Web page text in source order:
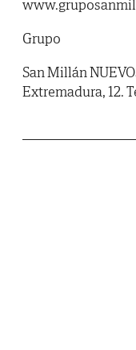
Grupo
San Millán
Extremadura, 12.